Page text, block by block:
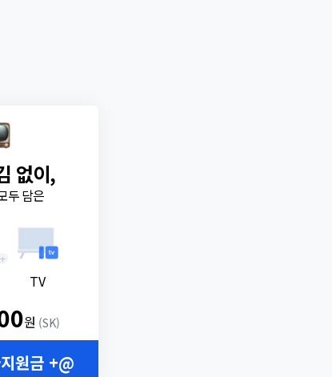
없이,
두 담은
+
TV
원 (SK)
원금 +@